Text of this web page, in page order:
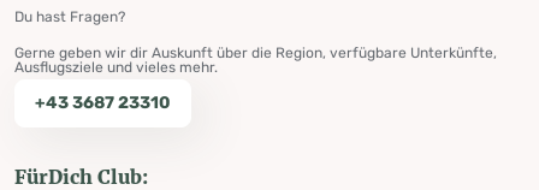
Du hast Fragen?
Gerne geben wir dir Auskunft über die Region, verfügbare Unterkünfte,
Ausflugsziele und vieles mehr.
+43 3687 23310
FürDich Club: